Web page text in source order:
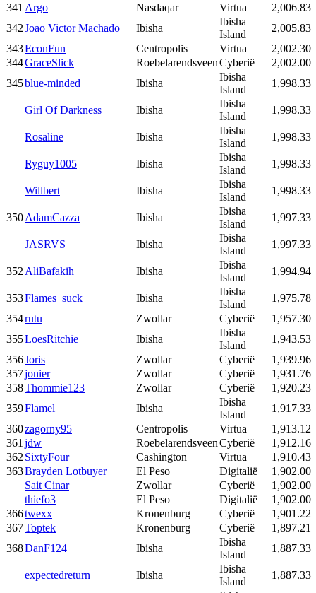
341 Argo Nasdaqar Virtua
2,006.83
342Joao Victor Machado Ibisha
Ibisha
Island
2,005.83
343EconFun Centropolis Virtua
2,002.30
344GraceSlick RoebelarendsveenCyberië
2,002.00
345blue-minded Ibisha
Ibisha
Island
1,998.33
Girl Of Darkness Ibisha
Ibisha
Island
1,998.33
Rosaline Ibisha
Ibisha
Island
1,998.33
Ryguy1005 Ibisha
Ibisha
Island
1,998.33
Willbert Ibisha
Ibisha
Island
1,998.33
350AdamCazza Ibisha
Ibisha
Island
1,997.33
JASRVS Ibisha
Ibisha
Island
1,997.33
352 AliBafakih Ibisha
Ibisha
Island
1,994.94
353Flames_suck Ibisha
Ibisha
Island
1,975.78
354rutu Zwollar Cyberië
1,957.30
355LoesRitchie Ibisha
Ibisha
Island
1,943.53
356Joris Zwollar Cyberië
1,939.96
357jonier Zwollar Cyberië
1,931.76
358Thommie123 Zwollar Cyberië
1,920.23
359Flamel Ibisha
Ibisha
Island
1,917.33
360zagorny95 Centropolis Virtua
1,913.12
361 jdw RoebelarendsveenCyberië
1,912.16
362 SixtyFour Cashington Virtua
1,910.43
363Brayden Lotbuyer El Peso Digitalië
1,902.00
Sait Cinar
Zwollar Cyberië
1,902.00
thiefo3
El Peso Digitalië
1,902.00
366twexx Kronenburg Cyberië
1,901.22
367Toptek Kronenburg Cyberië
1,897.21
368DanF124 Ibisha
Ibisha
Island
1,887.33
expectedreturn Ibisha
Ibisha
Island
1,887.33